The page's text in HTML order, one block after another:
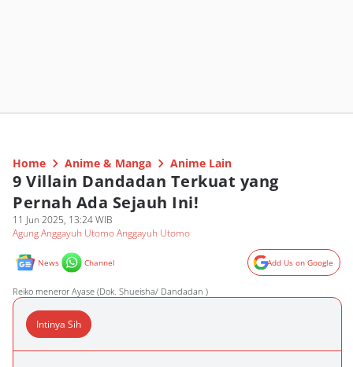
Home Anime & Manga Anime Lain
9 Villain Dandadan Terkuat yang
Pernah Ada Sejauh Ini!
11 Jun 2025, 13:24 WIB
Agung Anggayuh Utomo Anggayuh Utomo
News Channel Add Us on Google
Reiko meneror Ayase (Dok. Shueisha/ Dandadan )
Intinya Sih